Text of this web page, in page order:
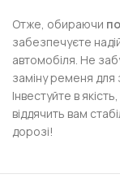
Отже, обираючи
забезпечуєте
автомобіля. Не
заміну ременя
Інвестуйте в
віддячить вам
дорозі!